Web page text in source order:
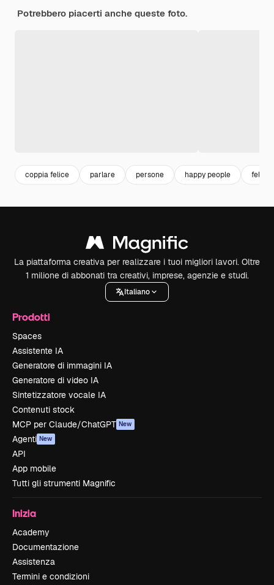
Potrebbero piacerti anche queste foto.
coppia felice parlare persone happy people
La piattaforma creativa per realizzare i tuoi migliori lavori. Oltre
1 milione di abbonati tra creativi, imprese, agenzie e studi.
Italiano
Prodotti
Spaces
Assistente IA
Generatore di immagini IA
Generatore di video IA
Sintetizzatore vocale IA
Contenuti stock
MCP per Claude/ChatGPT New
Agenti New
API
App mobile
Tutti gli strumenti Magnific
Inizia
Academy
Documentazione
Assistenza
Termini e condizioni